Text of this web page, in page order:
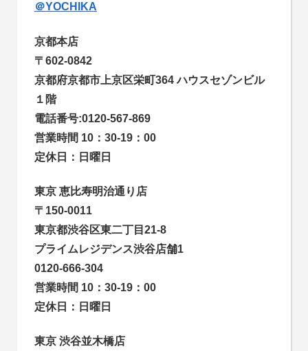
＠YOCHIKA
京都本店
〒602-0842
京都府京都市上京区栄町364 ハウスセゾンビル
１階
電話番号:0120-567-869
営業時間 10：30-19：00
定休日：日曜日
東京 恵比寿明治通り店
〒150-0011
東京都渋谷区東二丁目21-8
プライムレジデンス渋谷店舗1
0120-666-304
営業時間 10：30-19：00
定休日：日曜日
東京 渋谷並木橋店